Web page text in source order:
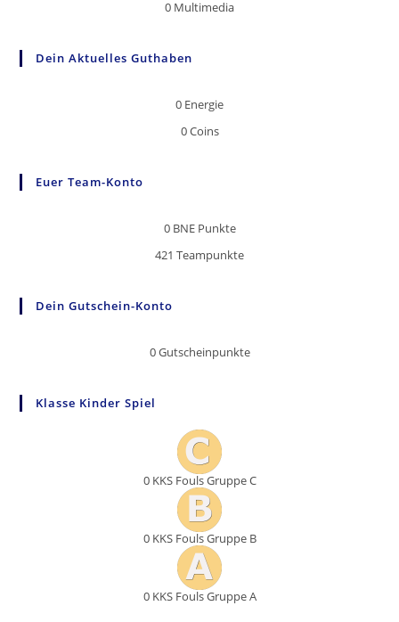
0 Multimedia
Dein Aktuelles Guthaben
0 Energie
0Coins
Euer Team-Konto
0 BNE Punkte
421 Teampunkte
Dein Gutschein-Konto
0Gutscheinpunkte
Klasse Kinder Spiel
0 KKS Fouls Gruppe C
0 KKS Fouls Gruppe B
0 KKS Fouls Gruppe A